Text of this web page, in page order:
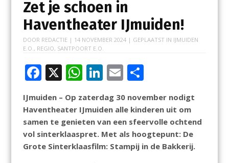
Zet je schoen in
Haventheater IJmuiden!
DOOR REDACTIE | 14 NOVEMBER 2024| GEPLAATST IN IJMUIDEN
E.O. , REGIO, SANTPOORT E.O.
F
ac
e
b
o
o
X W
at
s
A
p
Li
n
k
e
dI
n
E
ai
l
D
el
e
n
IJmuiden – Op zaterdag 30 november nodigt
Haventheater IJmuiden alle kinderen uit om
samen te genieten van een sfeervolle ochtend
vol sinterklaaspret. Met als hoogtepunt: De
Grote Sinterklaasfilm: Stampij in de Bakkerij.